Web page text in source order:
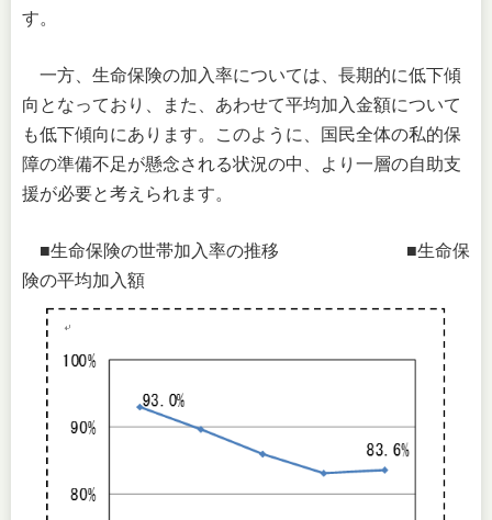
す。
一方、生命保険の加入率については、長期的に低下傾
向となっており、また、あわせて平均加入金額について
も低下傾向にあります。このように、国民全体の私的保
障の準備不足が懸念される状況の中、より一層の自助支
援が必要と考えられます。
■生命保険の世帯加入率の推移 ■生命保
険の平均加入額